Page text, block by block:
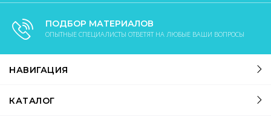
ПОДБОР МАТЕРИАЛОВ
ОПЫТНЫЕ СПЕЦИАЛИСТЫ ОТВЕТЯТ НА ЛЮБЫЕ ВАШИ ВОПРОСЫ
НАВИГАЦИЯ
КАТАЛОГ